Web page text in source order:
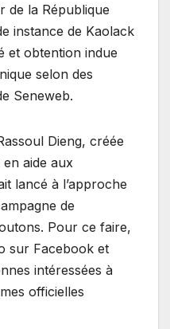
de la République
instance de Kaolack
et obtention indue
selon des
Seneweb.
Dieng, créée
aide aux
lancé à l’approche
de
Pour ce faire,
sur Facebook et
intéressées à
officielles